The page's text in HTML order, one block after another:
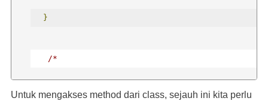
}
}
/*
kode lainnya
Untuk mengakses method dari class, sejauh ini kita perlu